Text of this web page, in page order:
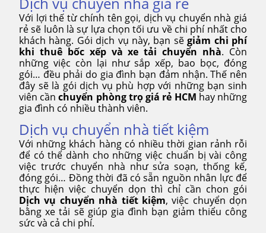
Với lợi thế từ chính tên gọi, dịch vụ chuyển nhà giá
rẻ sẽ luôn là sự lựa chọn tối ưu về chi phí nhất cho
khách hàng. Gói dịch vụ này, bạn sẽgiảm chi phí
khi thuê bốc xếp và xe tải chuyển nhà. Còn
những việc còn lại như sắp xếp, bao bọc, đóng
gói… đều phải do gia đình bạn đảm nhận. Thế nên
đây sẽ là gói dịch vụ phù hợp với những bạn sinh
viên cầnchuyển phòng trọ giá rẻ HCM hay những
gia đình có nhiều thành viên.
Dịch vụ chuyển nhà tiết kiệm
Với những khách hàng có nhiều thời gian rảnh rỗi
để có thể dành cho những việc chuẩn bị vài công
việc trước chuyển nhà như sửa soạn, thống kế,
đóng gói… Đồng thời đã có sẵn nguồn nhân lực để
thực hiện việc chuyển dọn thì chỉ cần chon gói
Dịch vụ chuyển nhà tiết kiệm, việc chuyển dọn
bằng xe tải sẽ giúp gia đình bạn giảm thiểu công
sức và cả chi phí.